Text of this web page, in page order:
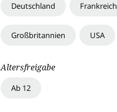
Deutschland Frankreich
Großbritannien USA
Altersfreigabe
Ab 12